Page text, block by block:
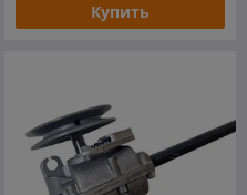
Купить